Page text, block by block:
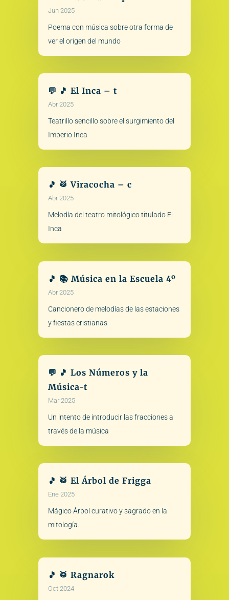
Jun 2025
Poema con música sobre otra forma de
ver el origen del mundo
💬 🎵 El Inca – t
Abr 2025
Teatrillo sencillo sobre el surgimiento del
Imperio Inca
🎵 🥁 Viracocha – c
Abr 2025
Melodía del teatro mitológico titulado El
Inca
🎵 📚 Música en la Escuela 4º
Abr 2025
Cancionero de melodías de las estaciones
y fiestas cristianas
💬 🎵 Los Números y la
Música-t
Mar 2025
Un intento de introducir las fracciones a
través de la música
🎵 🥁 El Árbol de Frigga
Ene 2025
Mágico Árbol curativo y sagrado en la
mitología.
🎵 🥁 Ragnarok
Oct 2024